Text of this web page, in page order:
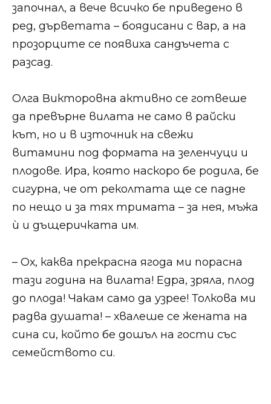
започнал, а вече всичко бе приведено в
ред, дърветата – боядисани с вар, а на
прозорците се появиха сандъчета с
разсад.​​
​​​Олга Викторовна активно се готвеше
да превърне вилата не само в райски
кът, но и в източник на свежи
витамини под формата на зеленчуци и
плодове. Ира, която наскоро бе родила, бе
сигурна, че от реколтата ще се падне
по нещо и за тях тримата – за нея, мъжа
ѝ и дъщеричката им.​​
​​​– Ох, каква прекрасна ягода ми порасна
тази година на вилата! Едра, зряла, плод
до плода! Чакам само да узрее! Толкова ми
радва душата! – хвалеше се жената на
сина си, който бе дошъл на гости със
семейството си.​​